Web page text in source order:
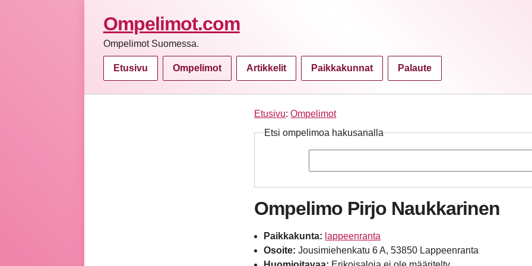
Ompelimot.com
Ompelimot Suomessa.
Etusivu Ompelimot Artikkelit Paikkakunnat Palaute
Etusivu:Ompelimot
Etsi ompelimoa hakusanalla
Ompelimo Pirjo Naukkarinen
Paikkakunta: lappeenranta
Osoite: Jousimiehenkatu 6 A, 53850 Lappeenranta